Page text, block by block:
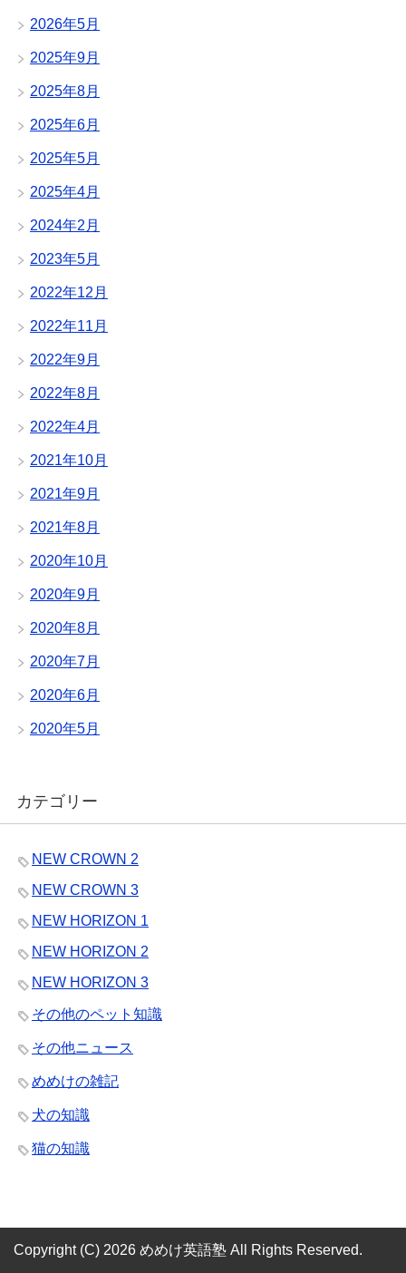
2026年5月
2025年9月
2025年8月
2025年6月
2025年5月
2025年4月
2024年2月
2023年5月
2022年12月
2022年11月
2022年9月
2022年8月
2022年4月
2021年10月
2021年9月
2021年8月
2020年10月
2020年9月
2020年8月
2020年7月
2020年6月
2020年5月
カテゴリー
NEW CROWN 2
NEW CROWN 3
NEW HORIZON 1
NEW HORIZON 2
NEW HORIZON 3
その他のペット知識
その他ニュース
めめけの雑記
犬の知識
猫の知識
Copyright (C) 2026 めめけ英語塾 All Rights Reserved.